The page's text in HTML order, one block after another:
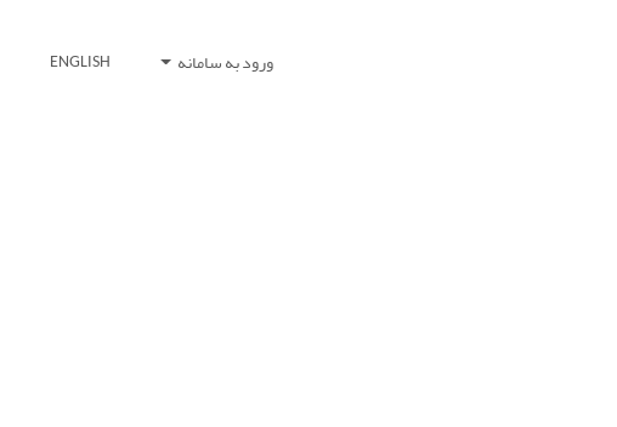
ورود به سامانه ENGLISH